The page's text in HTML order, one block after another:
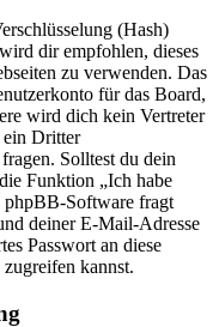
(Hash)
dir empfohlen, dieses
zu verwenden. Das
für das Board,
wird dich kein Vertreter
ein Dritter
Solltest du dein
Funktion „Ich habe
phpBB-Software fragt
deiner E-Mail-Adresse
Passwort an diese
kannst.